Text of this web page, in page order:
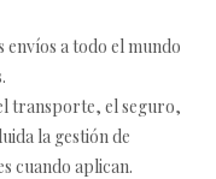
envíos a todo el mundo
transporte, el seguro,
la gestión de
cuando aplican.